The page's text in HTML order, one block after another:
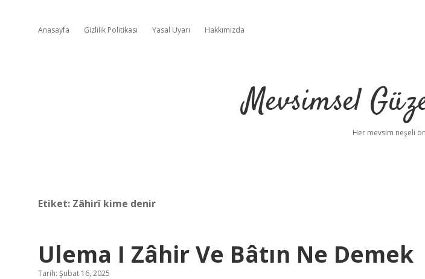
Anasayfa Gizlilik Politikası Yasal Uyarı Hakkımızda
Mevsimsel
Her mevsim neşeli
Etiket: Zâhirî kime denir
Ulema I Zâhir Ve Bâtın Ne Demek
Tarih: Şubat 16, 2025